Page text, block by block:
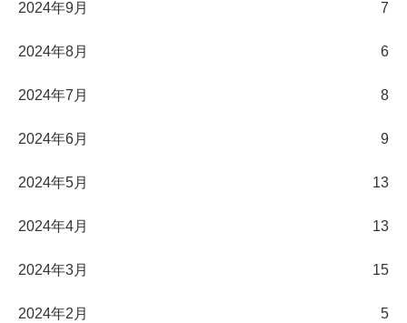
2024年9月 7
2024年8月 6
2024年7月 8
2024年6月 9
2024年5月 13
2024年4月 13
2024年3月 15
2024年2月 5